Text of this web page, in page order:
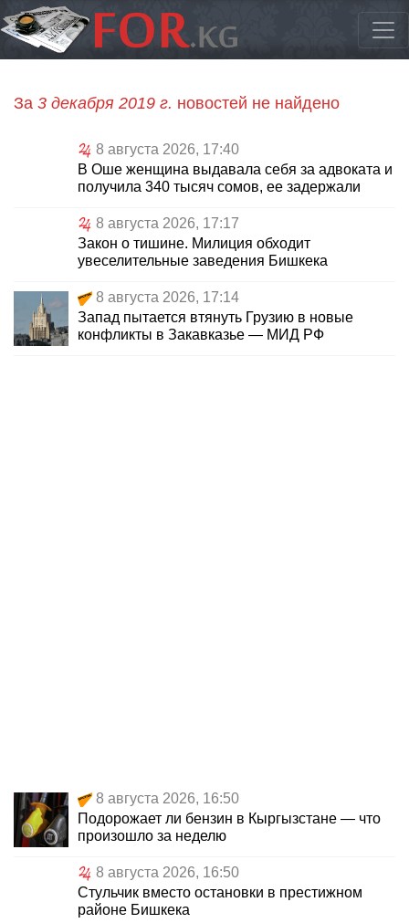
За 3 декабря 2019 г. новостей не найдено
8 августа 2026, 17:40
В Оше женщина выдавала себя за адвоката и
получила 340 тысяч сомов, ее задержали
8 августа 2026, 17:17
Закон о тишине. Милиция обходит
увеселительные заведения Бишкека
8 августа 2026, 17:14
Запад пытается втянуть Грузию в новые
конфликты в Закавказье — МИД РФ
8 августа 2026, 16:50
Подорожает ли бензин в Кыргызстане — что
произошло за неделю
8 августа 2026, 16:50
Стульчик вместо остановки в престижном
районе Бишкека